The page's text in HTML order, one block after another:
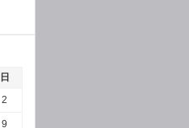
日
2
9